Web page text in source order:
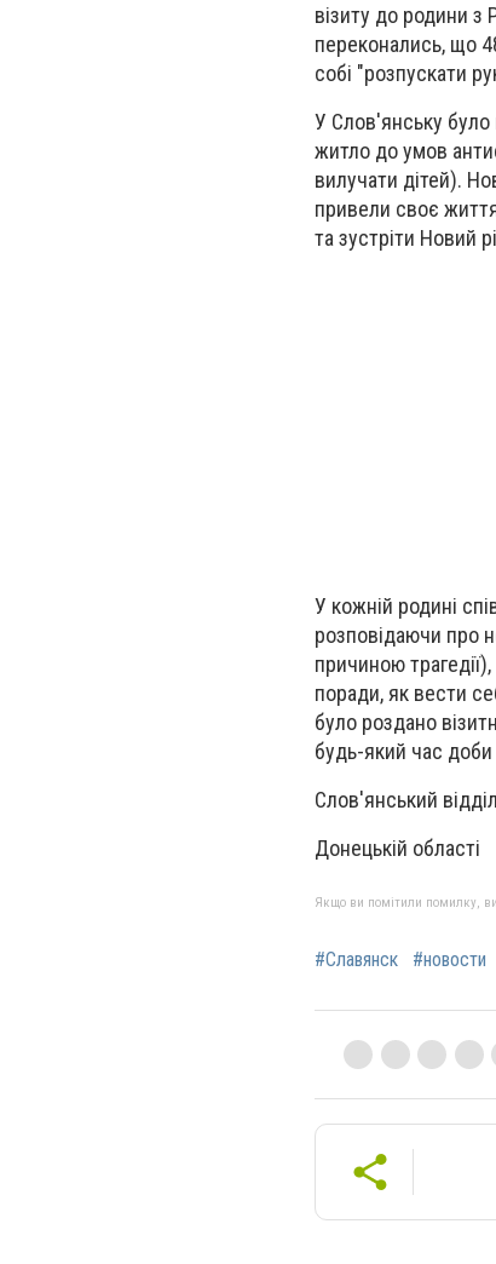
візиту до родини з
переконались, що
собі "розпускати
У Слов'янську було
житло до умов
вилучати дітей).
привели своє життя
та зустріти Новий
У кожній родині
розповідаючи про
причиною
поради, як вести
було роздано
будь-який час
Слов'янський відділ
Донецькій області
Якщо ви помітили помилку,
#Славянск #новости